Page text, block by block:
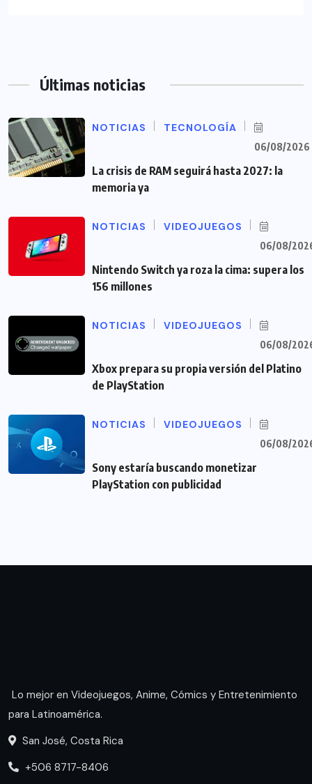
Últimas noticias
NOTICIAS TECNOLOGÍA
06/08/2026
La crisis de RAM seguirá hasta 2027: la
memoria ya
NOTICIAS VIDEOJUEGOS
06/08/
Nintendo Switch ya roza la cima: supera los
156 millones
NOTICIAS VIDEOJUEGOS
06/08/
Xbox prepara su propia versión del Platino
de PlayStation
NOTICIAS VIDEOJUEGOS
06/08/
Sony estaría buscando monetizar
PlayStation con publicidad
Lo mejor en Videojuegos, Anime, Cómics y Entretenimiento
para Latinoamérica.
San José, Costa Rica
+506 8717-8406